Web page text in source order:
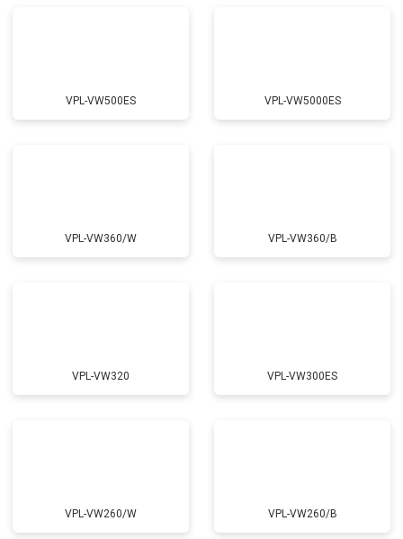
VPL-VW500ES VPL-VW5000ES
VPL-VW360/W VPL-VW360/B
VPL-VW320 VPL-VW300ES
VPL-VW260/W VPL-VW260/B